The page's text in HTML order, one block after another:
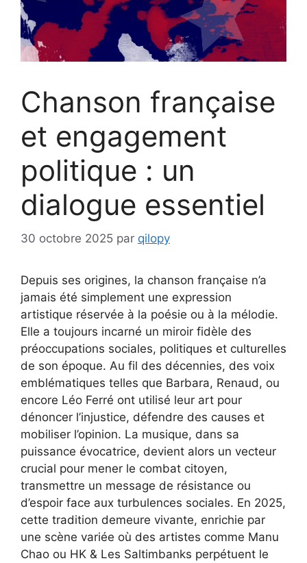
Chanson française
et engagement
politique : un
dialogue essentiel
30 octobre 2025 par qilopy
Depuis ses origines, la chanson française n’a
jamais été simplement une expression
artistique réservée à la poésie ou à la mélodie.
Elle a toujours incarné un miroir fidèle des
préoccupations sociales, politiques et culturelles
de son époque. Au fil des décennies, des voix
emblématiques telles que Barbara, Renaud, ou
encore Léo Ferré ont utilisé leur art pour
dénoncer l’injustice, défendre des causes et
mobiliser l’opinion. La musique, dans sa
puissance évocatrice, devient alors un vecteur
crucial pour mener le combat citoyen,
transmettre un message de résistance ou
d’espoir face aux turbulences sociales. En 2025,
cette tradition demeure vivante, enrichie par
une scène variée où des artistes comme Manu
Chao ou HK & Les Saltimbanks perpétuent le